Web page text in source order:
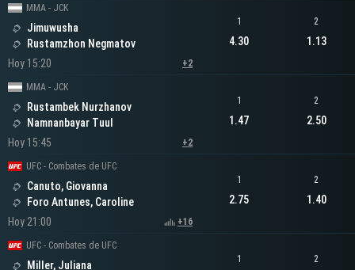
MMA - JCK
Jimuwusha
Rustamzhon Negmatov
Hoy 15:20
+2
1
4.30
2
1.13
MMA - JCK
Rustambek Nurzhanov
Namnanbayar Tuul
Hoy 15:45
+2
1
1.47
2
2.50
UFC - Combates de UFC
Canuto, Giovanna
Foro Antunes, Caroline
Hoy 21:00
+16
1
2.75
2
1.40
UFC - Combates de UFC
Miller, Juliana
1 2